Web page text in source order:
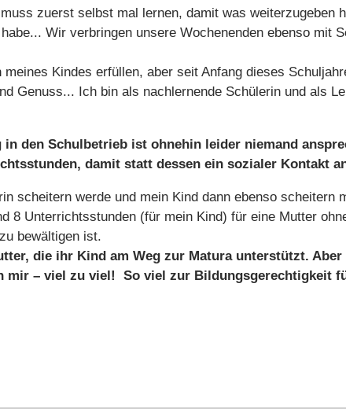
zuerst selbst mal lernen, damit was weiterzugeben
Wir verbringen unsere Wochenenden ebenso mit
Kindes erfüllen, aber seit Anfang dieses
Genuss... Ich bin als nachlernende Schülerin und als
den Schulbetrieb ist ohnehin leider niemand
damit statt dessen ein sozialer Kontakt
scheitern werde und mein Kind dann ebenso scheitern
8 Unterrichtsstunden (für mein Kind) für eine Mutter
bewältigen ist.
die ihr Kind am Weg zur Matura unterstützt.
mir – viel zu viel! So viel zur Bildungsgerechtigkeit